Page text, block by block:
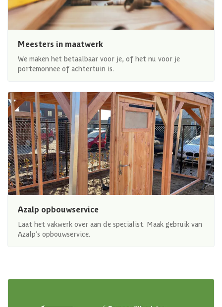
Meesters in maatwerk
We maken het betaalbaar voor je, of het nu voor je
portemonnee of achtertuin is.
Azalp opbouwservice
Laat het vakwerk over aan de specialist. Maak gebruik van
Azalp’s opbouwservice.